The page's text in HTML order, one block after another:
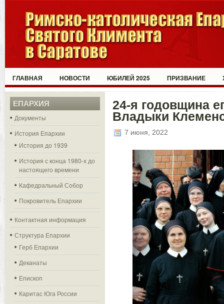
ГЛАВНАЯ НОВОСТИ ЮБИЛЕЙ 2025 ПРИЗВАНИЕ
ЕПАРХИЯ
Документы
История Епархии
История до 1939
История с конца 1980-х до
настоящего времени
Кафедральный Собор
Покровитель Епархии
Контактная информация
Структура Епархии
Герб Епархии
Деканаты
Епископ
Каритас Юга России
24-я годовщина
Владыки
7 июня, 2022